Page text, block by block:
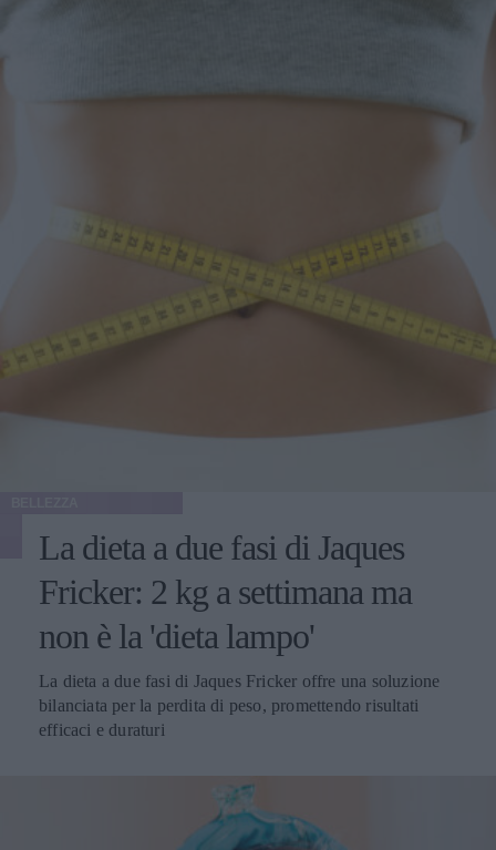
La dieta a due fasi di Jaques
Fricker: 2 kg a settimana ma
non è la 'dieta lampo'
La dieta a due fasi di Jaques Fricker offre una soluzione
bilanciata per la perdita di peso, promettendo risultati
efficaci e duraturi